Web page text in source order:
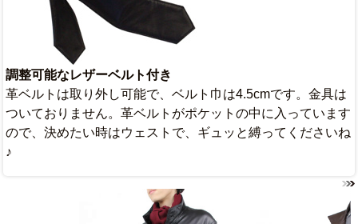
調整可能なレザーベルト付き
革ベルトは取り外し可能で、ベルト巾は4.5cmです。金具は
ついておりません。革ベルトがポケットの中に入っています
ので、決めたい時はウェストで、ギュッと縛ってくださいね
♪